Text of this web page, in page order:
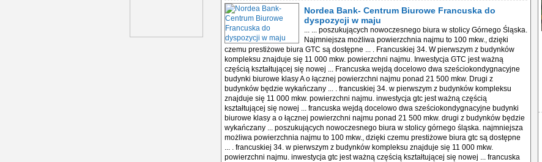
Nordea Bank- Centrum Biurowe Francuska do
dyspozycji w maju
... ... poszukujących nowoczesnego biura w stolicy Górnego Śląska.
Najmniejsza możliwa powierzchnia najmu to 100 mkw., dzięki
czemu prestiżowe biura GTC są dostępne ... . Francuskiej 34. W pierwszym z budynków
kompleksu znajduje się 11 000 mkw. powierzchni najmu. Inwestycja GTC jest ważną
częścią kształtującej się nowej ... Francuska wejdą docelowo dwa sześciokondygnacyjne
budynki biurowe klasy A o łącznej powierzchni najmu ponad 21 500 mkw. Drugi z
budynków będzie wykańczany ... . francuskiej 34. w pierwszym z budynków kompleksu
znajduje się 11 000 mkw. powierzchni najmu. inwestycja gtc jest ważną częścią
kształtującej się nowej ... francuska wejdą docelowo dwa sześciokondygnacyjne budynki
biurowe klasy a o łącznej powierzchni najmu ponad 21 500 mkw. drugi z budynków będzie
wykańczany ... poszukujących nowoczesnego biura w stolicy górnego śląska. najmniejsza
możliwa powierzchnia najmu to 100 mkw., dzięki czemu prestiżowe biura gtc są dostępne
... . francuskiej 34. w pierwszym z budynków kompleksu znajduje się 11 000 mkw.
powierzchni najmu. inwestycja gtc jest ważną częścią kształtującej się nowej ... francuska